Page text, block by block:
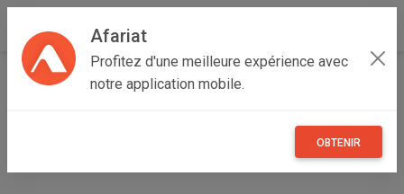
Afariat
Profitez d'une meilleure expérience avec
notre application mobile.
OBTENIR
Accueil Recherche Professionnel